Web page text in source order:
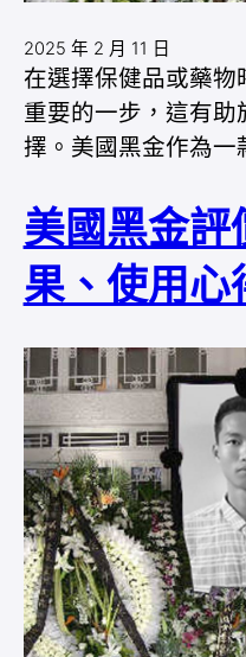
2025 年 2 月 11 日
在選擇保健品或藥物
重要的一步，這有
擇。美國黑金作為
美國黑金評
果、使用心